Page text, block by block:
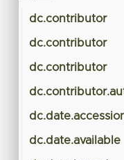
dc.contributor
dc.contributor
dc.contributor
dc.date.available